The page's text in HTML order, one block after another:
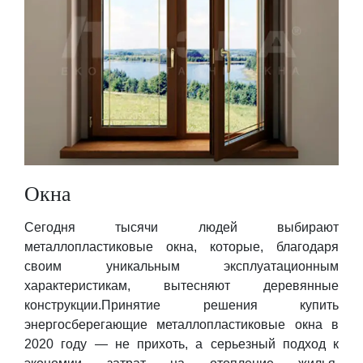
Окна
Сегодня тысячи людей выбирают
металлопластиковые окна, которые, благодаря
своим уникальным эксплуатационным
характеристикам, вытесняют деревянные
конструкции.Принятие решения купить
энергосберегающие металлопластиковые окна в
2020 году — не прихоть, а серьезный подход к